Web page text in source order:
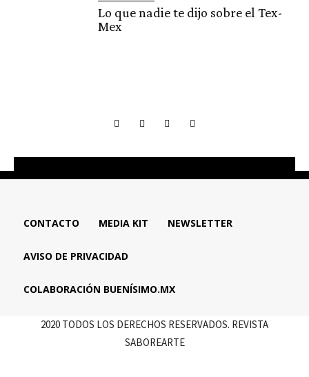
Lo que nadie te dijo sobre el Tex-
Mex
CONTACTO MEDIA KIT NEWSLETTER
AVISO DE PRIVACIDAD
COLABORACIÓN BUENÍSIMO.MX
2020 TODOS LOS DERECHOS RESERVADOS. REVISTA
SABOREARTE